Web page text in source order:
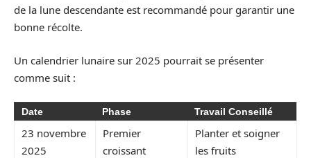
de la lune descendante est recommandé pour garantir une
bonne récolte.
Un calendrier lunaire sur 2025 pourrait se présenter
comme suit :
Date Phase Travail Conseillé
23 novembre
2025
Premier
croissant
Planter et soigner
les fruits